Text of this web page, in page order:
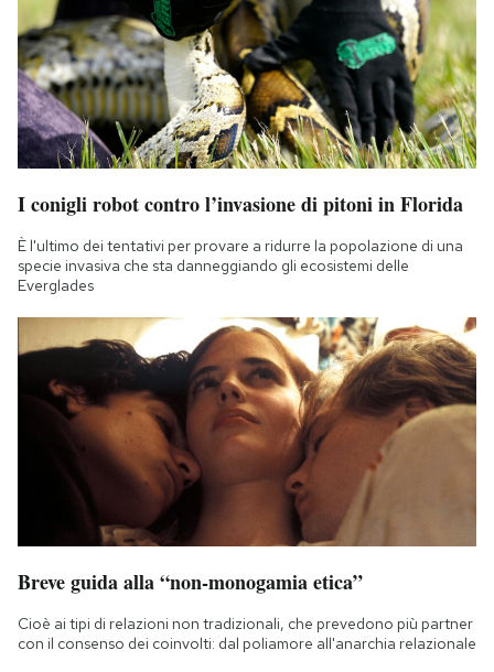
I conigli robot contro l’invasione di pitoni in Florida
È l'ultimo dei tentativi per provare a ridurre la popolazione di una
specie invasiva che sta danneggiando gli ecosistemi delle
Everglades
Breve guida alla “non-monogamia etica”
Cioè ai tipi di relazioni non tradizionali, che prevedono più partner
con il consenso dei coinvolti: dal poliamore all'anarchia relazionale